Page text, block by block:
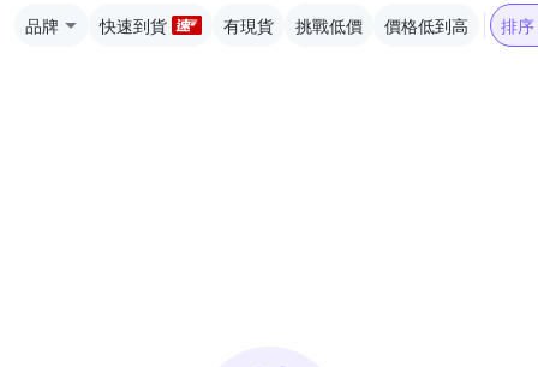
品牌 快速到貨 有現貨 挑戰低價 價格低到高 排序